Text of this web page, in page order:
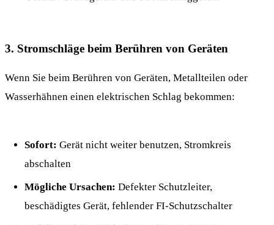
3. Stromschläge beim Berühren von Geräten
Wenn Sie beim Berühren von Geräten, Metallteilen oder
Wasserhähnen einen elektrischen Schlag bekommen:
Sofort: Gerät nicht weiter benutzen, Stromkreis
abschalten
Mögliche Ursachen: Defekter Schutzleiter,
beschädigtes Gerät, fehlender FI-Schutzschalter